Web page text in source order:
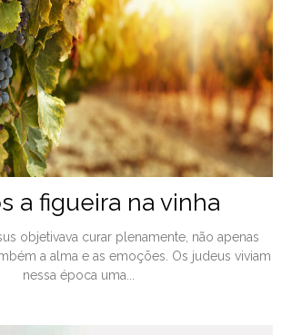
a figueira na vinha
objetivava curar plenamente, não apenas
a alma e as emoções. Os judeus viviam
nessa época uma...